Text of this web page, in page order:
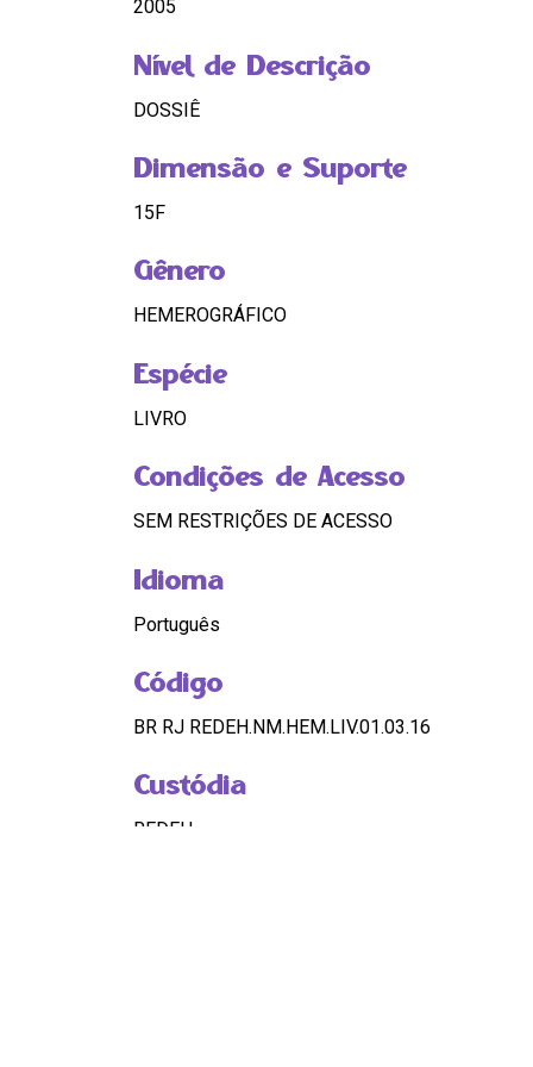
2005
Nível de Descrição
DOSSIÊ
Dimensão e Suporte
15F
Gênero
HEMEROGRÁFICO
Espécie
LIVRO
Condições de Acesso
SEM RESTRIÇÕES DE ACESSO
Idioma
Português
Código
BR RJ REDEH.NM.HEM.LIV.01.03.16
Custódia
REDEH